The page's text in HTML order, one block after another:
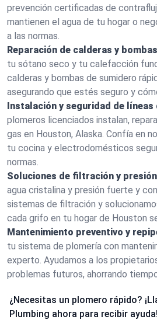
prevención certificadas de
mantienen el agua de tu hogar o
a las normas.
Reparación de calderas y
tu sótano seco y tu calefacción
calderas y bombas de sumidero
asegurando que estés seguro y
Instalación y seguridad de líneas
plomeros licenciados instalan,
gas en Houston, Alaska. Confía en
tu cocina y electrodomésticos
normas.
Soluciones de filtración y
agua cristalina y presión fuerte y
sistemas de filtración y
cada grifo en tu hogar de Houston
Mantenimiento preventivo y
tu sistema de plomería con
experto. Ayudamos a los
problemas futuros, ahorrando
¿Necesitas un plomero rápido?
Plumbing ahora para recibir ayuda!